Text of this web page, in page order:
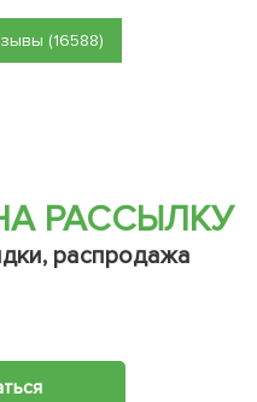
(16588)
РАССЫЛКУ
распродажа